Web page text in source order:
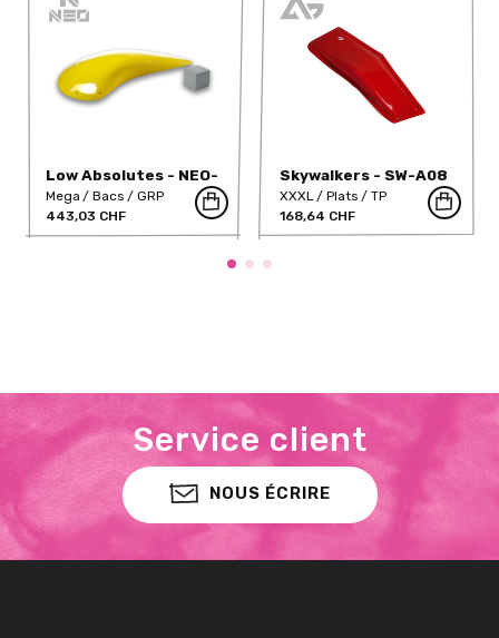
Low Absolutes - NEO-
39-DT
Mega Bacs
GRP
443,03 CHF
Skywalkers - SW-A08
(Dual)
XXXL Plats
TP
168,64 CHF
Service client
NOUS ÉCRIRE